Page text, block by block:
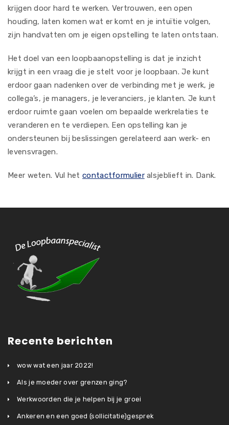
krijgen door hard te werken. Vertrouwen, een open
houding, laten komen wat er komt en je intuïtie volgen,
zijn handvatten om je eigen opstelling te laten ontstaan.
Het doel van een loopbaanopstelling is dat je inzicht
krijgt in een vraag die je stelt voor je loopbaan. Je kunt
erdoor gaan nadenken over de verbinding met je werk, je
collega’s, je managers, je leveranciers, je klanten. Je kunt
erdoor ruimte gaan voelen om bepaalde werkrelaties te
veranderen en te verdiepen. Een opstelling kan je
ondersteunen bij beslissingen gerelateerd aan werk- en
levensvragen.
Meer weten. Vul hetcontactformulieralsjeblieft in. Dank.
Recente berichten
wow wat een jaar 2022!
Als je moeder over grenzen ging?
Werkwoorden die je helpen bij je groei
Ankeren en een goed (sollicitatie)gesprek